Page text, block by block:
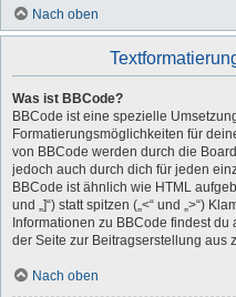
Nach oben
Was ist BBCode?
BBCode ist eine spezielle
Formatierungsmöglichkeiten für
von BBCode werden durch die
jedoch auch durch dich für jeden
BBCode ist ähnlich wie HTML
und „]“) statt spitzen („<“ und „>“)
Informationen zu BBCode findest
der Seite zur Beitragserstellung aus
Nach oben